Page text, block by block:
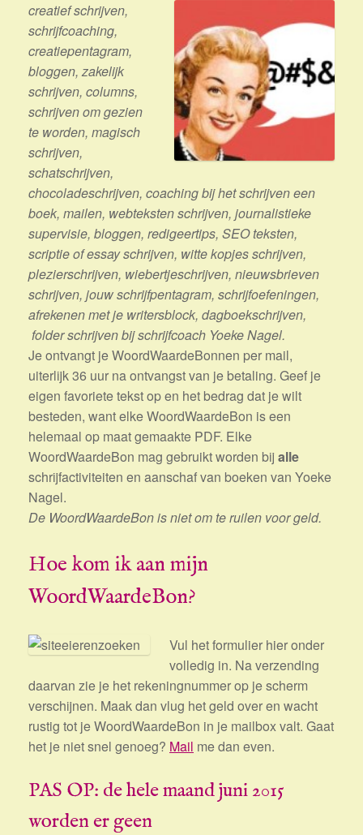
creatief schrijven,
schrijfcoaching,
creatiepentagram,
bloggen, zakelijk
schrijven, columns,
schrijven om gezien
te worden, magisch
schrijven,
schatschrijven,
chocoladeschrijven, coaching bij het schrijven een
boek, mailen, webteksten schrijven, journalistieke
supervisie, bloggen, redigeertips, SEO teksten,
scriptie of essay schrijven, witte kopjes schrijven,
plezierschrijven, wiebertjeschrijven, nieuwsbrieven
schrijven, jouw schrijfpentagram, schrijfoefeningen,
afrekenen met je writersblock, dagboekschrijven,
folder schrijven bij schrijfcoach Yoeke Nagel.
Je ontvangt je WoordWaardeBonnen per mail,
uiterlijk 36 uur na ontvangst van je betaling. Geef je
eigen favoriete tekst op en het bedrag dat je wilt
besteden, want elke WoordWaardeBon is een
helemaal op maat gemaakte PDF. Elke
WoordWaardeBon mag gebruikt worden bij alle
schrijfactiviteiten en aanschaf van boeken van Yoeke
Nagel.
De WoordWaardeBon is niet om te ruilen voor geld.
Hoe kom ik aan mijn
WoordWaardeBon?
Vul het formulier hier onder
volledig in. Na verzending
daarvan zie je het rekeningnummer op je scherm
verschijnen. Maak dan vlug het geld over en wacht
rustig tot je WoordWaardeBon in je mailbox valt. Gaat
het je niet snel genoeg? Mail me dan even.
PAS OP: de hele maand juni 2015
worden er geen